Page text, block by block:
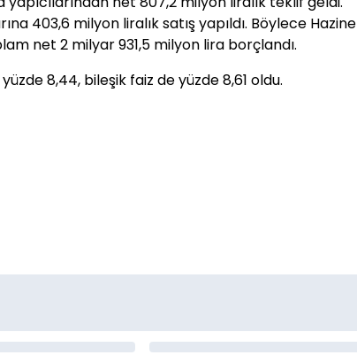
403,6 milyon liralık satış yapıldı. Böylece Hazine
net 2 milyar 931,5 milyon lira borçlandı.
8,44, bileşik faiz de yüzde 8,61 oldu.